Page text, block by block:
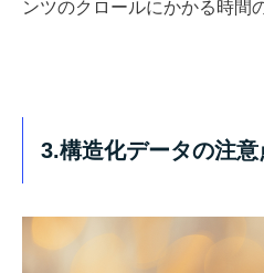
ンツのクロールにかかる時間
3.構造化データの注意